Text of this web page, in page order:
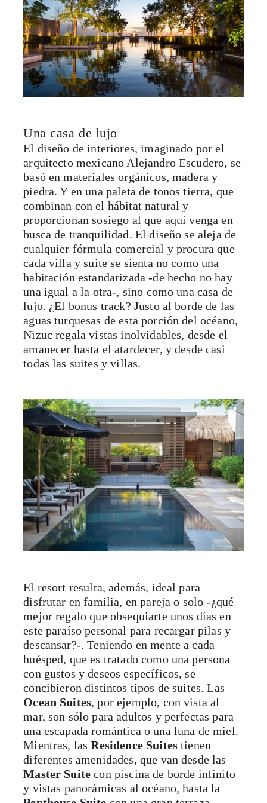
Una casa de lujo
El diseño de interiores, imaginado por el
arquitecto mexicano Alejandro Escudero, se
basó en materiales orgánicos, madera y
piedra. Y en una paleta de tonos tierra, que
combinan con el hábitat natural y
proporcionan sosiego al que aquí venga en
busca de tranquilidad. El diseño se aleja de
cualquier fórmula comercial y procura que
cada villa y suite se sienta no como una
habitación estandarizada -de hecho no hay
una igual a la otra-, sino como una casa de
lujo. ¿El bonus track? Justo al borde de las
aguas turquesas de esta porción del océano,
Nizuc regala vistas inolvidables, desde el
amanecer hasta el atardecer, y desde casi
todas las suites y villas.
El resort resulta, además, ideal para
disfrutar en familia, en pareja o solo -¿qué
mejor regalo que obsequiarte unos días en
este paraíso personal para recargar pilas y
descansar?-. Teniendo en mente a cada
huésped, que es tratado como una persona
con gustos y deseos específicos, se
concibieron distintos tipos de suites. Las
Ocean Suites, por ejemplo, con vista al
mar, son sólo para adultos y perfectas para
una escapada romántica o una luna de miel.
Mientras, lasResidence Suites tienen
diferentes amenidades, que van desde las
Master Suite con piscina de borde infinito
y vistas panorámicas al océano, hasta la